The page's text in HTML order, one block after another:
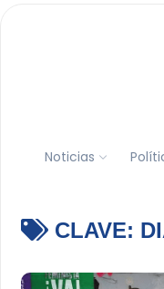
Noticias
CLAVE: